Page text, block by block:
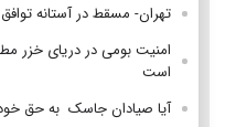
تهران- مسقط در آستانه
امنیت بومی در دریای خزر
است
آیا صیادان جاسک به حق